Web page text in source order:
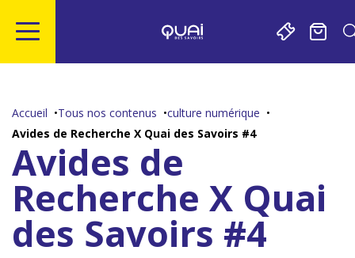
contenu
recherche
Accueil Tous nos contenus
culture numérique
Avides de Recherche X Quai des Savoirs #4
Avides de
Recherche X Quai
des Savoirs #4